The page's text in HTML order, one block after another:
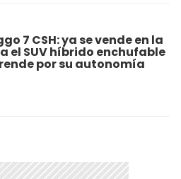
7 CSH: ya se vende en la
el SUV híbrido enchufable
por su autonomía